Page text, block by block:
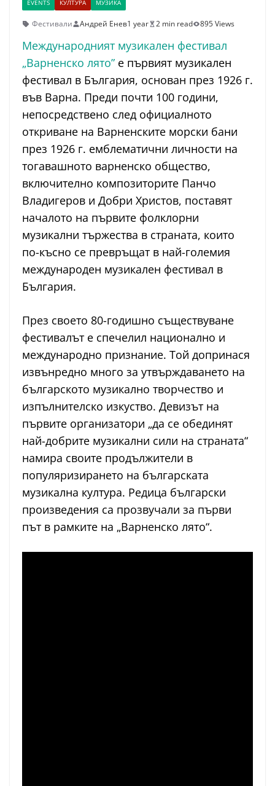
EVENTS КУЛТУРА МУЗИКА
Фестивали Андрей Енев1 year 2 min read 895 Views
Международният музикален фестивал
„Варненско лято” е първият музикален
фестивал в България, основан през 1926 г.
във Варна. Преди почти 100 години,
непосредствено след официалното
откриване на Варненските морски бани
през 1926 г. емблематични личности на
тогавашното варненско общество,
включително композиторите Панчо
Владигеров и Добри Христов, поставят
началото на първите фолклорни
музикални тържества в страната, които
по-късно се превръщат в най-големия
международен музикален фестивал в
България.
През своето 80-годишно съществуване
фестивалът е спечелил национално и
международно признание. Той допринася
извънредно много за утвърждаването на
българското музикално творчество и
изпълнителско изкуство. Девизът на
първите организатори „да се обединят
най-добрите музикални сили на страната“
намира своите продължители в
популяризирането на българската
музикална култура. Редица български
произведения са прозвучали за първи
път в рамките на „Варненско лято“.